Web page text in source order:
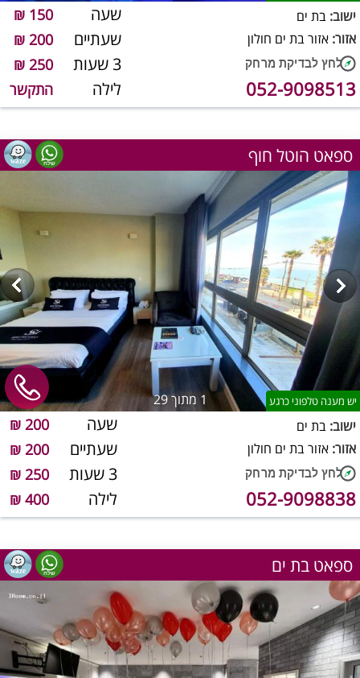
שעה 150 ₪
שעתיים 200 ₪
3 שעות 250 ₪
לילה התקשר
ישוב: בת ים
אזור: אזור בת ים חולון
052-9098513
ספאט הוטל חוף
1 מתוך 29 יש מענה טלפוני כרגע
שעה 200 ₪
שעתיים 200 ₪
3 שעות 250 ₪
לילה 400 ₪
ישוב: בת ים
אזור: אזור בת ים חולון
052-9098838
ספאט בת ים